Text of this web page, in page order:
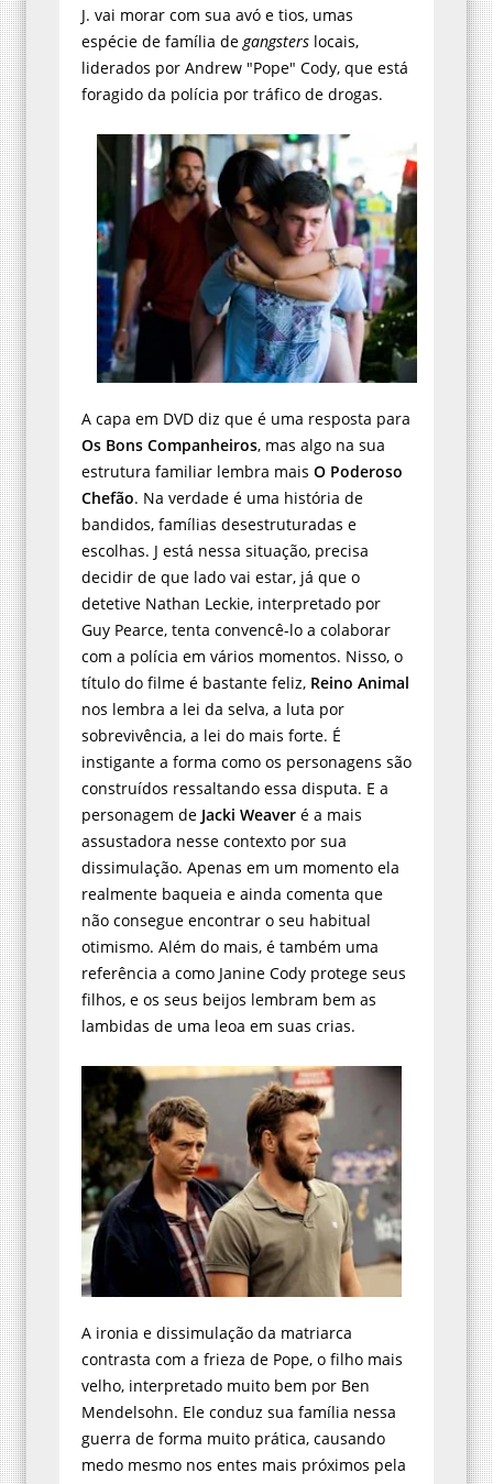
J. vai morar com sua avó e tios, umas
espécie de família degangsters locais,
liderados por Andrew "Pope" Cody, que está
foragido da polícia por tráfico de drogas.
A capa em DVD diz que é uma resposta para
Os Bons Companheiros, mas algo na sua
estrutura familiar lembra mais O Poderoso
Chefão. Na verdade é uma história de
bandidos, famílias desestruturadas e
escolhas. J está nessa situação, precisa
decidir de que lado vai estar, já que o
detetive Nathan Leckie, interpretado por
Guy Pearce, tenta convencê-lo a colaborar
com a polícia em vários momentos. Nisso, o
título do filme é bastante feliz, Reino Animal
nos lembra a lei da selva, a luta por
sobrevivência, a lei do mais forte. É
instigante a forma como os personagens são
construídos ressaltando essa disputa. E a
personagem de Jacki Weaver é a mais
assustadora nesse contexto por sua
dissimulação. Apenas em um momento ela
realmente baqueia e ainda comenta que
não consegue encontrar o seu habitual
otimismo. Além do mais, é também uma
referência a como Janine Cody protege seus
filhos, e os seus beijos lembram bem as
lambidas de uma leoa em suas crias.
A ironia e dissimulação da matriarca
contrasta com a frieza de Pope, o filho mais
velho, interpretado muito bem por Ben
Mendelsohn. Ele conduz sua família nessa
guerra de forma muito prática, causando
medo mesmo nos entes mais próximos pela